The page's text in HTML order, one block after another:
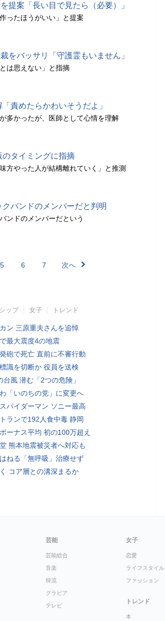
提案「長い目で見たら（必要）」
ったほうがいい」と提案
をバッサリ「守護霊もいません」
は思えない」と指摘
責めたらかわいそうだよ」
多かったが、医師として心情を理解
タイミングに指摘
方やった人が結構離れていく」と推測
バンドのメンバーだと判明
ンドのメンバーだという
5 6 7 次へ
ップ 女子 トレンド
ン 三原重夫さんを追悼
最大震度4の地震
砲で死亡 直前に不審行動
識を切断か 役員を送検
台風 潜む「2つの危険」
「いのちの党」に変更へ
パイダーマン ソニー最高
ランで192人食中毒 静岡
ーナス平均 初の100万超え
熊本地震被災者へ対応も
ねる「無呼吸」治療せず
コア層との溝深まるか
芸能
芸能総合
音楽
韓流
グラビア
テレビ
女子
恋愛
ライフスタイル
ファッション
トレンド
本